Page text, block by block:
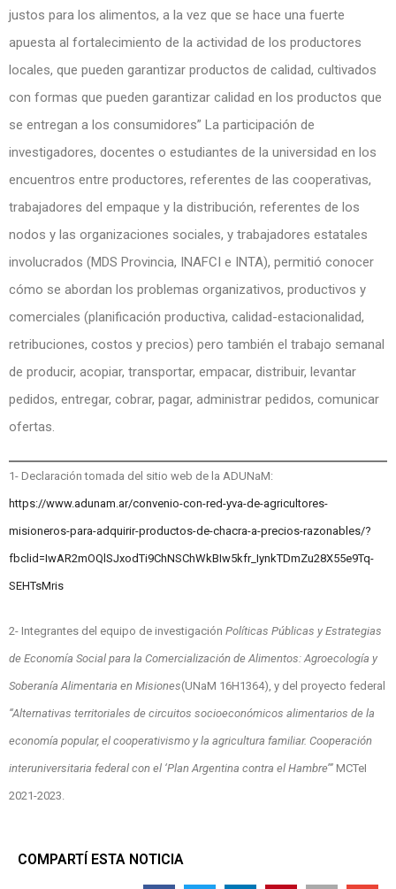
justos para los alimentos, a la vez que se hace una fuerte
apuesta al fortalecimiento de la actividad de los productores
locales, que pueden garantizar productos de calidad, cultivados
con formas que pueden garantizar calidad en los productos que
se entregan a los consumidores” La participación de
investigadores, docentes o estudiantes de la universidad en los
encuentros entre productores, referentes de las cooperativas,
trabajadores del empaque y la distribución, referentes de los
nodos y las organizaciones sociales, y trabajadores estatales
involucrados (MDS Provincia, INAFCI e INTA), permitió conocer
cómo se abordan los problemas organizativos, productivos y
comerciales (planificación productiva, calidad-estacionalidad,
retribuciones, costos y precios) pero también el trabajo semanal
de producir, acopiar, transportar, empacar, distribuir, levantar
pedidos, entregar, cobrar, pagar, administrar pedidos, comunicar
ofertas.
1- Declaración tomada del sitio web de la ADUNaM:
https://www.adunam.ar/convenio-con-red-yva-de-agricultores-
misioneros-para-adquirir-productos-de-chacra-a-precios-razonables/?
fbclid=IwAR2mOQlSJxodTi9ChNSChWkBIw5kfr_IynkTDmZu28X55e9Tq-
SEHTsMris
2- Integrantes del equipo de investigación Políticas Públicas y Estrategias
de Economía Social para la Comercialización de Alimentos: Agroecología y
Soberanía Alimentaria en Misiones(UNaM 16H1364), y del proyecto federal
“Alternativas territoriales de circuitos socioeconómicos alimentarios de la
economía popular, el cooperativismo y la agricultura familiar. Cooperación
interuniversitaria federal con el ‘Plan Argentina contra el Hambre’” MCTeI
2021-2023.
COMPARTÍ ESTA NOTICIA